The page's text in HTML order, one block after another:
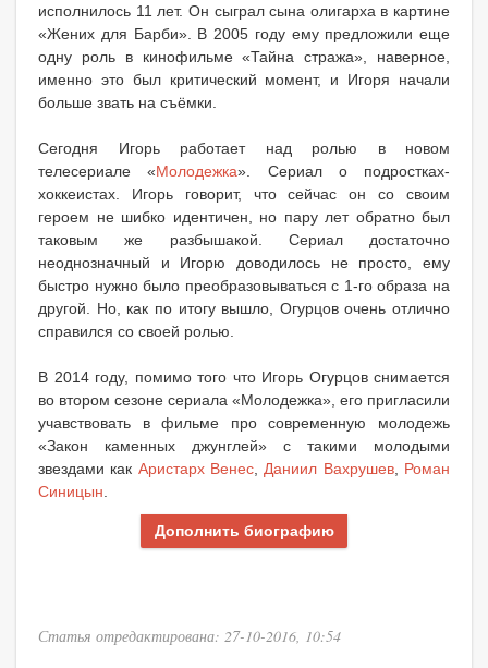
исполнилось 11 лет. Он сыграл сына олигарха в картине
«Жених для Барби». В 2005 году ему предложили еще
одну роль в кинофильме «Тайна стража», наверное,
именно это был критический момент, и Игоря начали
больше звать на съёмки.
Сегодня Игорь работает над ролью в новом
телесериале «Молодежка». Сериал о подростках-
хоккеистах. Игорь говорит, что сейчас он со своим
героем не шибко идентичен, но пару лет обратно был
таковым же разбышакой. Сериал достаточно
неоднозначный и Игорю доводилось не просто, ему
быстро нужно было преобразовываться с 1-го образа на
другой. Но, как по итогу вышло, Огурцов очень отлично
справился со своей ролью.
В 2014 году, помимо того что Игорь Огурцов снимается
во втором сезоне сериала «Молодежка», его пригласили
учавствовать в фильме про современную молодежь
«Закон каменных джунглей» с такими молодыми
звездами как Аристарх Венес Даниил Вахрушев, Роман
Синицын
Дополнить биографию
Статья отредактирована: 27-10-2016, 10:54